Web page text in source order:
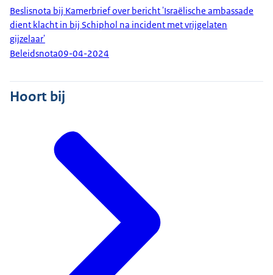
Beslisnota bij Kamerbrief over bericht 'Israëlische ambassade
dient klacht in bij Schiphol na incident met vrijgelaten
gijzelaar'
Beleidsnota09-04-2024
Hoort bij